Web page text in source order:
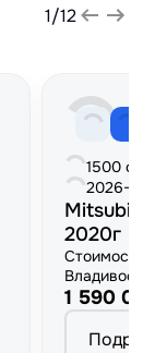
1/12
1500 cm
2026-
2020г
Стоимость
1 590